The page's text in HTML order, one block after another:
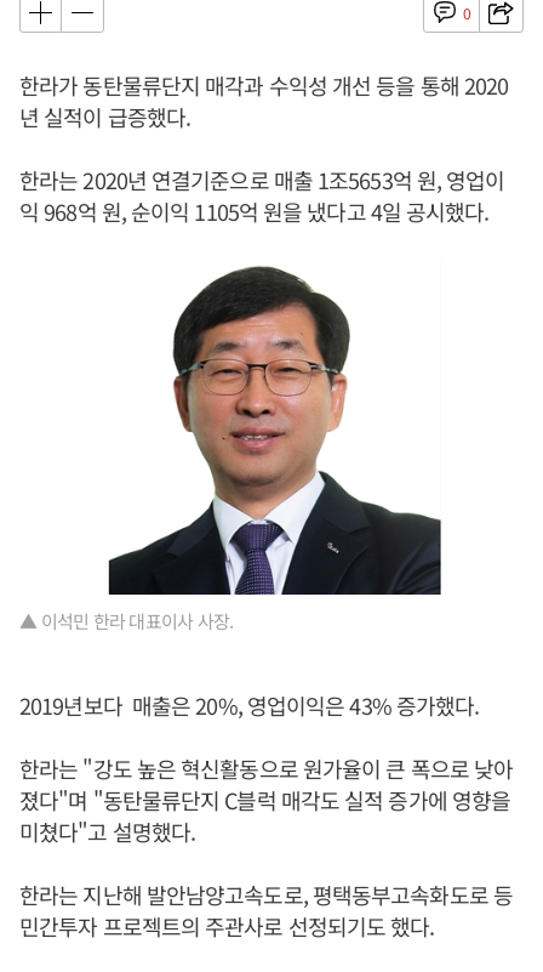
0
한라가 동탄물류단지 매각과 수익성 개선 등을 통해 2020
년 실적이 급증했다.
한라는 2020년 연결기준으로 매출 1조5653억 원, 영업이
익 968억 원, 순이익 1105억 원을 냈다고 4일 공시했다.
▲ 이석민 한라 대표이사 사장.
2019년보다 매출은 20%, 영업이익은 43% 증가했다.
한라는 "강도 높은 혁신활동으로 원가율이 큰 폭으로 낮아
졌다"며 "동탄물류단지 C블럭 매각도 실적 증가에 영향을
미쳤다"고 설명했다.
한라는 지난해 발안남양고속도로, 평택동부고속화도로 등
민간투자 프로젝트의 주관사로 선정되기도 했다.